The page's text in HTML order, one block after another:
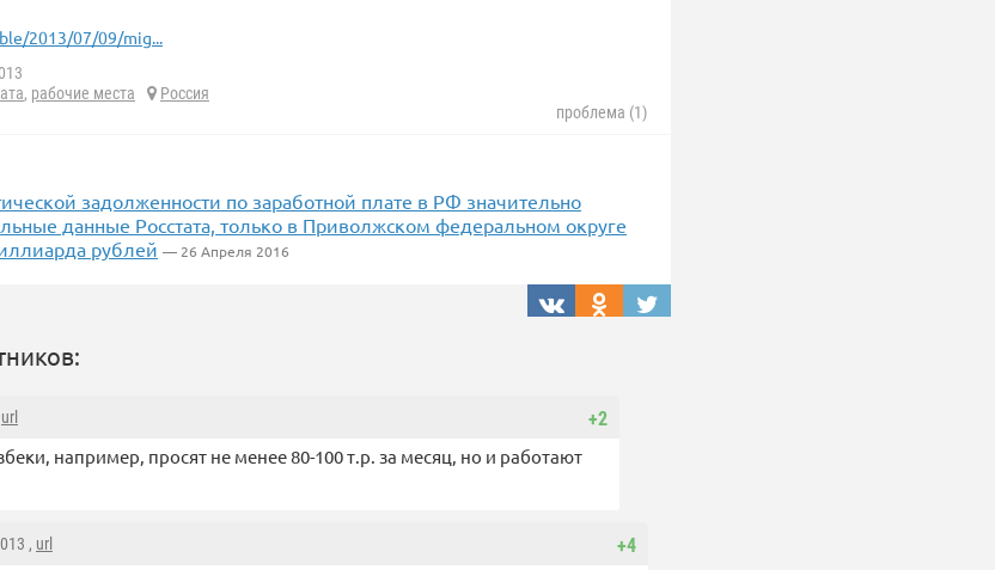
2013/07/09/mig...
, рабочие места
Россия
проблема (1)
задолженности по заработной плате в РФ значительно
данные Росстата, только в Приволжском федеральном округе
рублей — 26 Апреля 2016
+2
url
например, просят не менее 80-100 т.р. за месяц, но и работают
+4
, url